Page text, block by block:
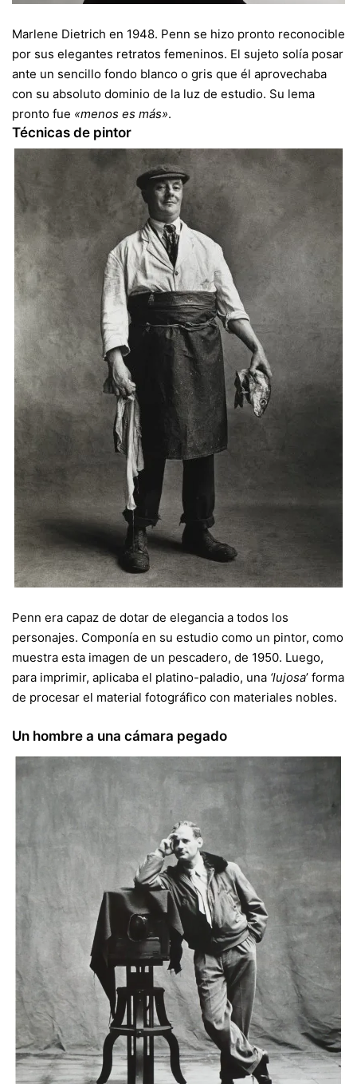
Marlene Dietrich en 1948. Penn se hizo pronto reconocible
por sus elegantes retratos femeninos. El sujeto solía posar
ante un sencillo fondo blanco o gris que él aprovechaba
con su absoluto dominio de la luz de estudio. Su lema
pronto fue «menos es más».
Técnicas de pintor
Penn era capaz de dotar de elegancia a todos los
personajes. Componía en su estudio como un pintor, como
muestra esta imagen de un pescadero, de 1950. Luego,
para imprimir, aplicaba el platino-paladio, una ‘lujosa’ forma
de procesar el material fotográfico con materiales nobles.
Un hombre a una cámara pegado